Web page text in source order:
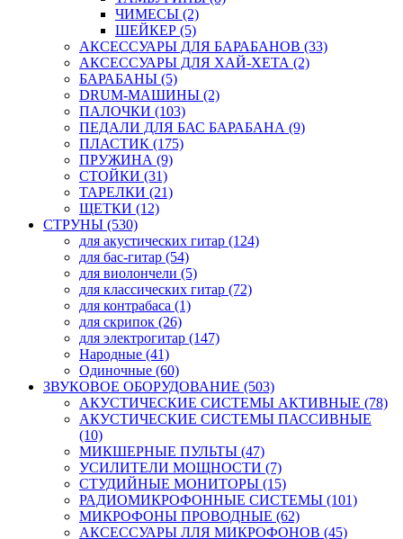
ЧИМЕСЫ (2)
ШЕЙКЕР (5)
АКСЕССУАРЫ ДЛЯ БАРАБАНОВ (33)
АКСЕССУАРЫ ДЛЯ ХАЙ-ХЕТА (2)
БАРАБАНЫ (5)
DRUM-МАШИНЫ (2)
ПАЛОЧКИ (103)
ПЕДАЛИ ДЛЯ БАС БАРАБАНА (9)
ПЛАСТИК (175)
ПРУЖИНА (9)
СТОЙКИ (31)
ТАРЕЛКИ (21)
ЩЕТКИ (12)
СТРУНЫ (530)
для акустических гитар (124)
для бас-гитар (54)
для виолончели (5)
для классических гитар (72)
для контрабаса (1)
для скрипок (26)
для электрогитар (147)
Народные (41)
Одиночные (60)
ЗВУКОВОЕ ОБОРУДОВАНИЕ (503)
АКУСТИЧЕСКИЕ СИСТЕМЫ АКТИВНЫЕ (78)
АКУСТИЧЕСКИЕ СИСТЕМЫ ПАССИВНЫЕ
(10)
МИКШЕРНЫЕ ПУЛЬТЫ (47)
УСИЛИТЕЛИ МОЩНОСТИ (7)
СТУДИЙНЫЕ МОНИТОРЫ (15)
РАДИОМИКРОФОННЫЕ СИСТЕМЫ (101)
МИКРОФОНЫ ПРОВОДНЫЕ (62)
АКСЕССУАРЫ ЛЛЯ МИКРОФОНОВ (45)